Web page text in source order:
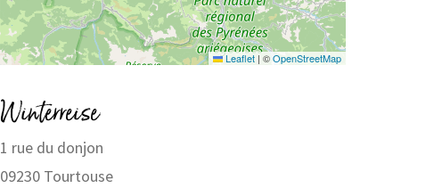
Leaflet |©OpenStreetMap
Winterreise
1 rue du donjon
09230 Tourtouse